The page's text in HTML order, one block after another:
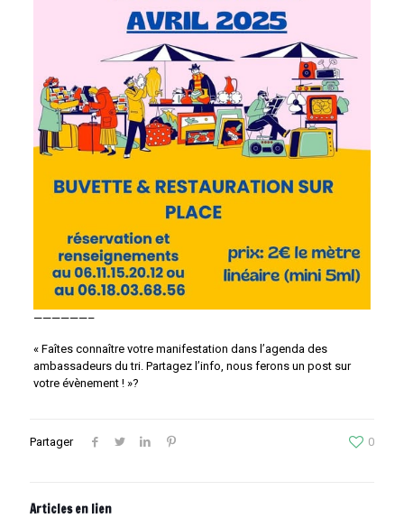
——————–
« Faîtes connaître votre manifestation dans l’agenda des
ambassadeurs du tri. Partagez l’info, nous ferons un post sur
votre évènement ! »?
Partager 0
Articles en lien